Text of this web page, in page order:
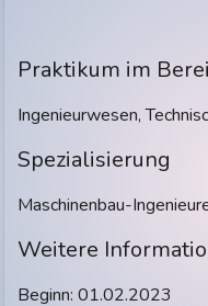
Praktikum im
Ingenieurwesen,
Spezialisierung
Maschinenbau-
Weitere
Beginn: 01.02.2023